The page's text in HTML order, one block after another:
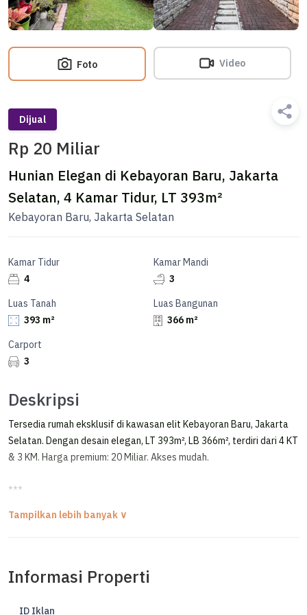
Foto Video
Dijual
Rp 20 Miliar
Hunian Elegan di Kebayoran Baru, Jakarta
Selatan, 4 Kamar Tidur, LT 393m²
Kebayoran Baru, Jakarta Selatan
Kamar Tidur
4
Kamar Mandi
3
Luas Tanah
393 m²
Luas Bangunan
366 m²
Carport
3
Deskripsi
Tersedia rumah eksklusif di kawasan elit Kebayoran Baru, Jakarta
Selatan. Dengan desain elegan, LT 393m², LB 366m², terdiri dari 4 KT
& 3 KM. Harga premium: 20 Miliar. Akses mudah.
***
FAST SALE / DIJUAL CEPAT RUMAH LAMA
SENOPATI AREA - KEBAYORAN BARU, JAKARTA SELATAN
LOKASI STRATEGIS, KOMERSIAL AREA
Informasi Properti
ID Iklan